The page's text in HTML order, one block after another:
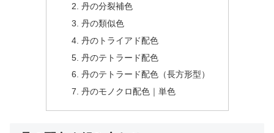
丹の分裂補色
丹の類似色
丹のトライアド配色
丹のテトラード配色
丹のテトラード配色（長方形型）
丹のモノクロ配色｜単色